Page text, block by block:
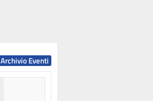
Archivio Eventi